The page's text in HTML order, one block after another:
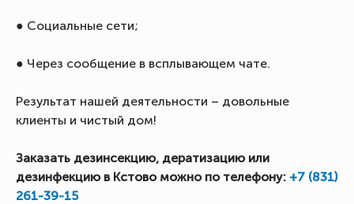
● Социальные сети;
● Через сообщение в всплывающем чате.
Результат нашей деятельности – довольные
клиенты и чистый дом!
Заказать дезинсекцию, дератизацию или
дезинфекцию в Кстово можно по телефону: +7 (831)
261-39-15